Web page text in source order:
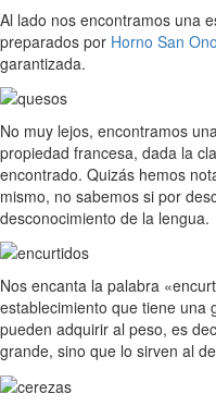
Al lado nos encontramos una
preparados por Horno San
garantizada.
No muy lejos, encontramos
propiedad francesa, dada la
encontrado. Quizás hemos
mismo, no sabemos si por
desconocimiento de la lengua.
Nos encanta la palabra
establecimiento que tiene una
pueden adquirir al peso, es
grande, sino que lo sirven al